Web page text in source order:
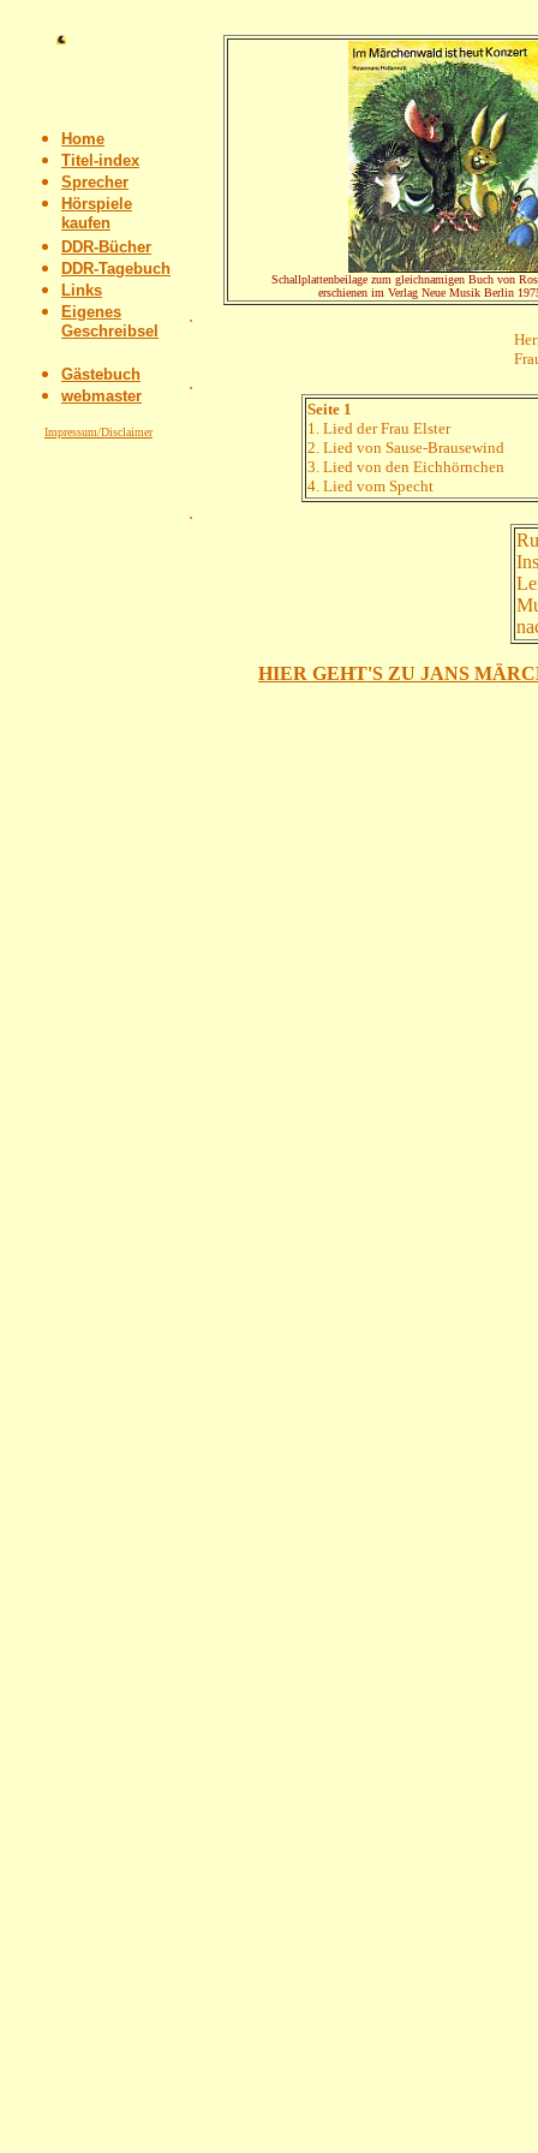
Home
Titel-index
Sprecher
Hörspiele
kaufen
DDR-Bücher
DDR-Tagebuch
Links
Eigenes
Geschreibsel
Gästebuch
webmaster
Impressum/Disclaimer
Schallplattenbeilage zum gleichnamigen Buch von
erschienen im Verlag Neue Musik Berlin
.
.
Seite 1
1. Lied der Frau Elster
2. Lied von Sause-Brausewind
3. Lied von den Eichhörnchen
4. Lied vom Specht
.
HIER GEHT'S ZU JANS